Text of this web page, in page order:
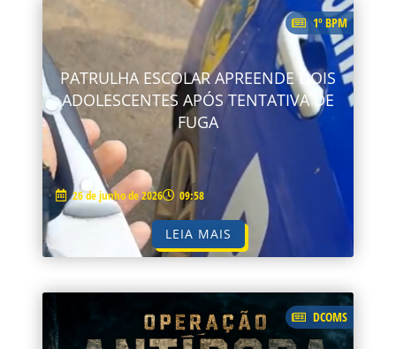
1º BPM
PATRULHA ESCOLAR APREENDE DOIS
ADOLESCENTES APÓS TENTATIVA DE
FUGA
26 de junho de 2026 09:58
LEIA MAIS
DCOMS